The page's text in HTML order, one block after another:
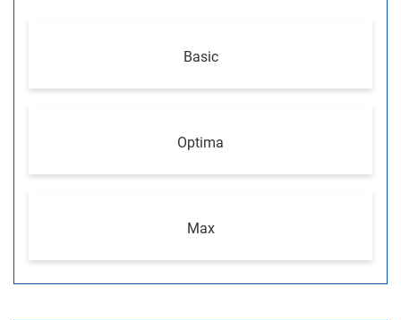
Basic
Optima
Max